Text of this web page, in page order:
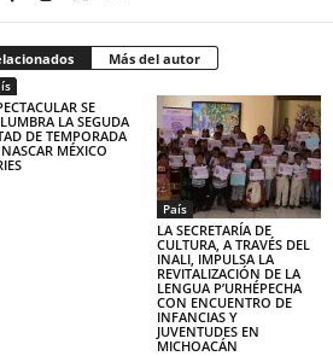
Más del autor
SE
LA SEGUDA
DE TEMPORADA
MÉXICO
País
LA SECRETARÍA DE
CULTURA, A TRAVÉS DEL
INALI, IMPULSA LA
REVITALIZACIÓN DE LA
LENGUA P’URHÉPECHA
CON ENCUENTRO DE
INFANCIAS Y
JUVENTUDES EN
MICHOACÁN